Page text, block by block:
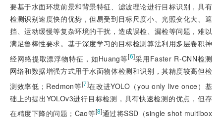
要基于水面环境前景和背景特征、滤波理论进行目标识别，具有
检测识别速度快的优势，但易受到目标尺度小、光照变化大、遮
挡、运动缓慢等复杂环境的干扰，造成误检、漏检等问题，难以
满足鲁棒性要求。基于深度学习的目标检测算法利用多层卷积神
经网络提取漂浮物特征，如Huang等[6]采用Faster R-CNN检测
网络和数据增强方式用于水面物体检测和识别，其精度较高但检
测效率低；Redmon等[7]在改进YOLO（you only live once）基
础上的提出YOLOv3进行目标检测，具有快速检测的优点，但存
在精度下降的问题；Cao等[8]通过将SSD（single shot multibox